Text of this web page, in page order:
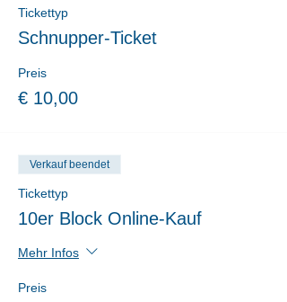
Tickettyp
Schnupper-Ticket
Preis
€ 10,00
Verkauf beendet
Tickettyp
10er Block Online-Kauf
Mehr Infos
Preis